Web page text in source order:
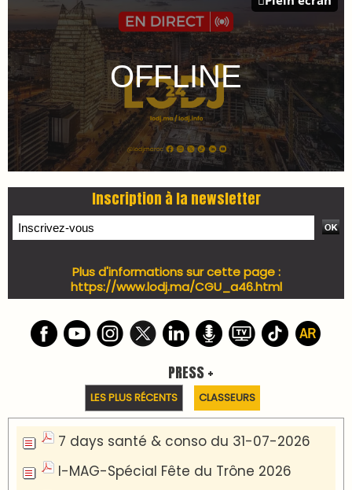
Inscription à la newsletter
Plus d'informations sur cette page :
https://www.lodj.ma/CGU_a46.html
PRESS +
LES PLUS RÉCENTS CLASSEURS
7 days santé & conso du 31-07-2026
I-MAG-Spécial Fête du Trône 2026